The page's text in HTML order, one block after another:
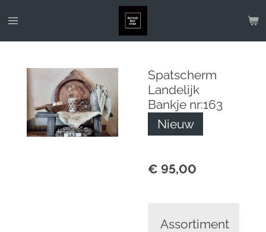
Ga
hoofdinhoud
Spatscherm
Landelijk
Bankje nr:163
Nieuw
€ 95,00
Assortiment